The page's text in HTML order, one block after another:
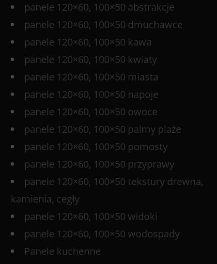
panele 120×60, 100×50 abstrakcje
panele 120×60, 100×50 dmuchawce
panele 120×60, 100×50 kawa
panele 120×60, 100×50 kwiaty
panele 120×60, 100×50 miasta
panele 120×60, 100×50 napoje
panele 120×60, 100×50 owoce
panele 120×60, 100×50 palmy plaże
panele 120×60, 100×50 pomosty
panele 120×60, 100×50 przyprawy
panele 120×60, 100×50 tekstury drewna,
kamienia, cegły
panele 120×60, 100×50 widoki
panele 120×60, 100×50 wodospady
Panele kuchenne